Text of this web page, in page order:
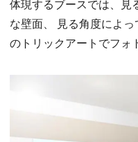
体現するブースでは、見
な壁面、 見る角度によ
のトリックアートでフォ